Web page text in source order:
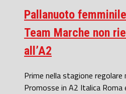
Pallanuoto
Team Marche non
all’A2
Prime nella stagione regolare
Promosse in A2 Italica Roma